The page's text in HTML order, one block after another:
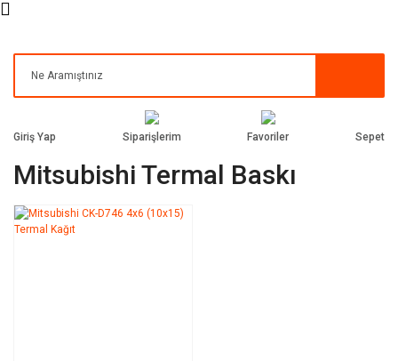
Giriş Yap Siparişlerim Favoriler Sepet
Mitsubishi Termal Baskı